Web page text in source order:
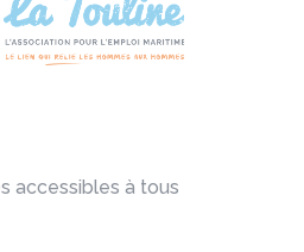
accessibles à tous